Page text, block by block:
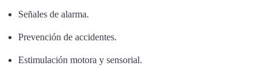
Señales de alarma.
Prevención de accidentes.
Estimulación motora y sensorial.